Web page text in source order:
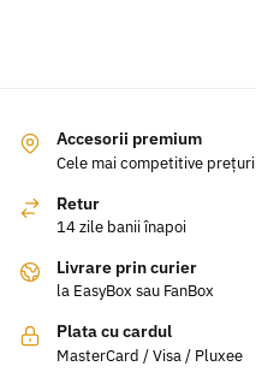
Accesorii premium
Cele mai competitive prețuri
Retur
14 zile banii înapoi
Livrare prin curier
la EasyBox sau FanBox
Plata cu cardul
MasterCard / Visa / Pluxee